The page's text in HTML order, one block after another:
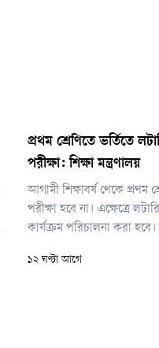
প্রথম শ্রেণিতে ভর্তিতে
পরীক্ষা: শিক্ষা মন্ত্রণালয়
আগামী শিক্ষাবর্ষ থেকে প্রথম
পরীক্ষা হবে না। এক্ষেত্রে
কার্যক্রম পরিচালনা করা
পরীক্ষা নেওয়া হবে।
১২ ঘণ্টা আগে